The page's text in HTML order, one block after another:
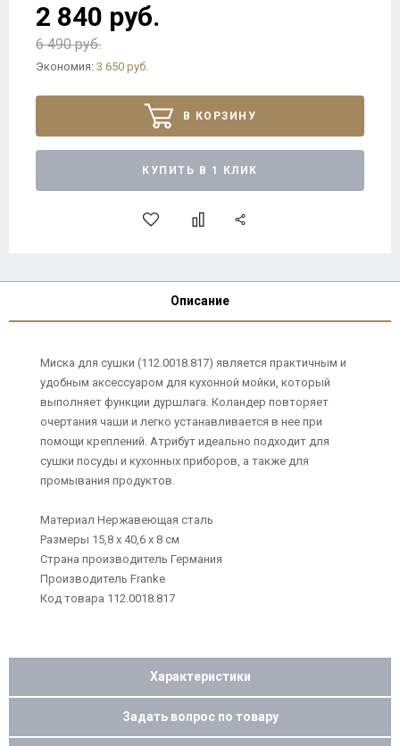
2 840 руб.
6 490 руб.
Экономия: 3 650 руб.
В КОРЗИНУ
КУПИТЬ В 1 КЛИК
Описание
Миска для сушки (112.0018.817) является практичным и
удобным аксессуаром для кухонной мойки, который
выполняет функции дуршлага. Коландер повторяет
очертания чаши и легко устанавливается в нее при
помощи креплений. Атрибут идеально подходит для
сушки посуды и кухонных приборов, а также для
промывания продуктов.
Материал Нержавеющая сталь
Размеры 15,8 х 40,6 х 8 см
Страна производитель Германия
Производитель Franke
Код товара 112.0018.817
Характеристики
Задать вопрос по товару